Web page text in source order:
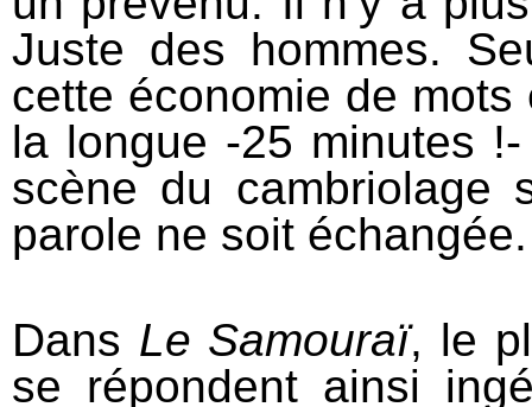
Juste des hommes.
cette économie de
la longue -25 minutes
scène du cambriolage
parole ne soit échangée.
Dans Le Samouraï, le
se répondent ainsi